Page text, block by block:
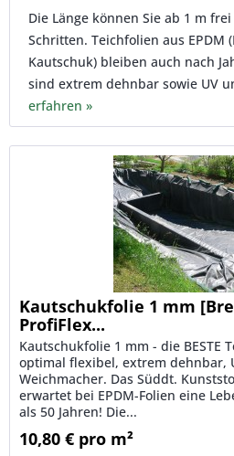
Die Länge können Sie ab 1 m
Schritten. Teichfolien aus EPDM
Kautschuk) bleiben auch nach
sind extrem dehnbar sowie UV
erfahren »
Kautschukfolie 1 mm
ProfiFlex...
Kautschukfolie 1 mm - die BESTE
optimal flexibel, extrem dehnbar,
Weichmacher. Das Süddt.
erwartet bei EPDM-Folien eine
als 50 Jahren! Die...
10,80 € pro m²